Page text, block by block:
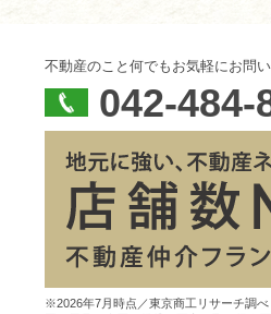
不動産のこと何でもお気軽にお問
042-484-
※2026年7月時点／東京商工リサーチ調べ